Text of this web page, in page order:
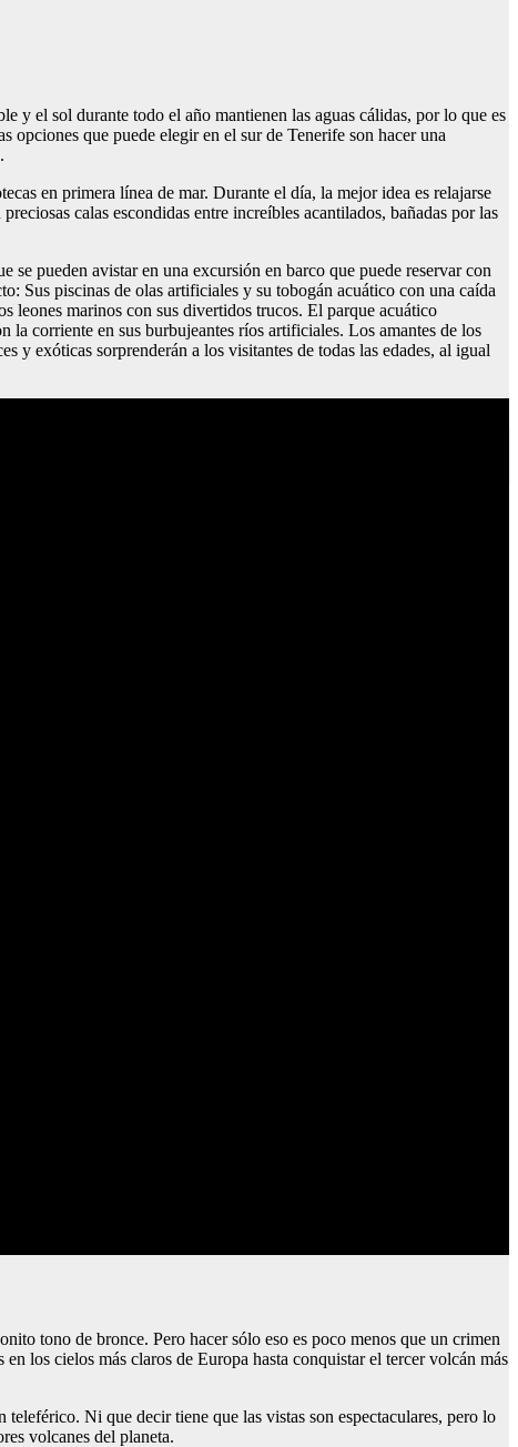
y el sol durante todo el año mantienen las aguas cálidas, por lo que es
opciones que puede elegir en el sur de Tenerife son hacer una
en primera línea de mar. Durante el día, la mejor idea es relajarse
calas escondidas entre increíbles acantilados, bañadas por las
se pueden avistar en una excursión en barco que puede reservar con
Sus piscinas de olas artificiales y su tobogán acuático con una caída
leones marinos con sus divertidos trucos. El parque acuático
la corriente en sus burbujeantes ríos artificiales. Los amantes de los
y exóticas sorprenderán a los visitantes de todas las edades, al igual
tono de bronce. Pero hacer sólo eso es poco menos que un crimen
los cielos más claros de Europa hasta conquistar el tercer volcán más
Ni que decir tiene que las vistas son espectaculares, pero lo
volcanes del planeta.